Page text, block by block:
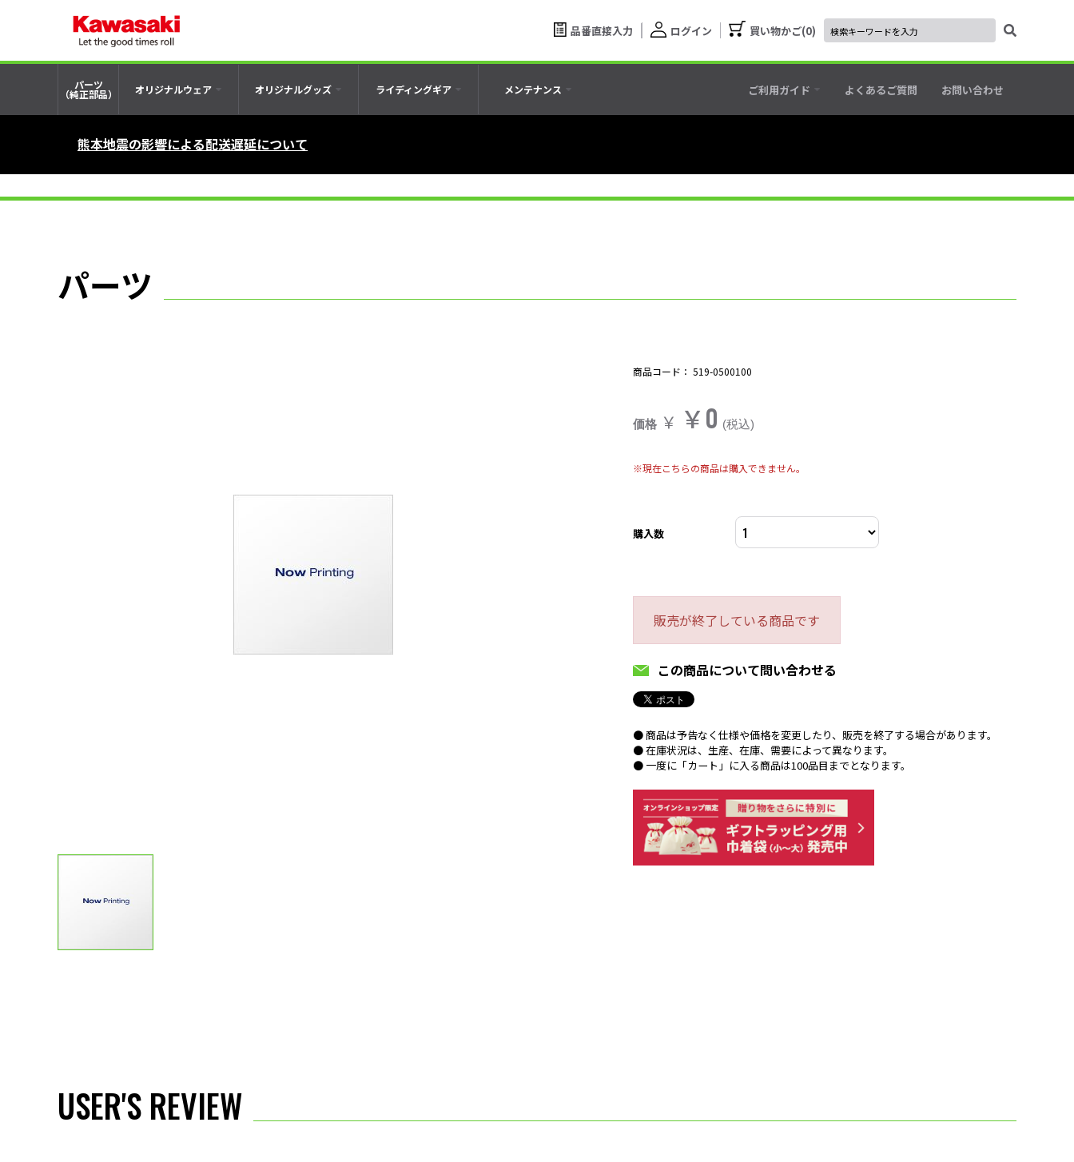
品番直接入力 ログイン 買い物かご 0
パーツ
（純正部品） オリジナルウェア オリジナルグッズ ライディングギア メンテナンス ご利用ガイド よくあるご質問 お問い合わせ
熊本地震の影響による配送遅延について
パーツ
商品コード： 519-0500100
価格 ￥ ￥0 (税込)
※現在こちらの商品は購入できません。
購入数
販売が終了している商品です
この商品について問い合わせる
● 商品は予告なく仕様や価格を変更したり、販売を終了する場合があります。
● 在庫状況は、生産、在庫、需要によって異なります。
● 一度に「カート」に入る商品は100品目までとなります。
USER'S REVIEW